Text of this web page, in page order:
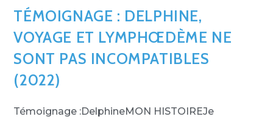
TÉMOIGNAGE : DELPHINE,
VOYAGE ET LYMPHŒDÈME NE
SONT PAS INCOMPATIBLES
(2022)
Témoignage :DelphineMON HISTOIREJe